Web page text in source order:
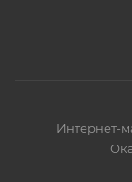
Интернет-